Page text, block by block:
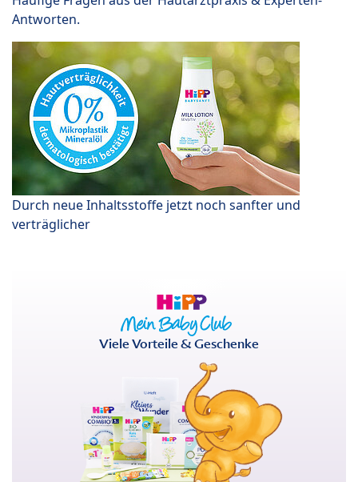
Antworten.
Durch neue Inhaltsstoffe jetzt noch sanfter und
verträglicher
Viele Vorteile & Geschenke